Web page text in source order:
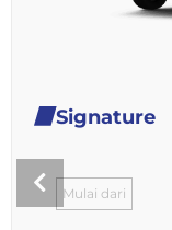
Signature
Mulai dari